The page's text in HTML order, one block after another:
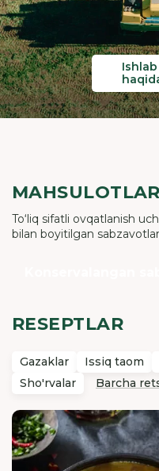
MAHSULOTLAR
To‘liq sifatli ovqatlanish
bilan boyitilgan sabzavotlar
RESEPTLAR
Gazaklar Issiq taom
Sho'rvalar
Barcha